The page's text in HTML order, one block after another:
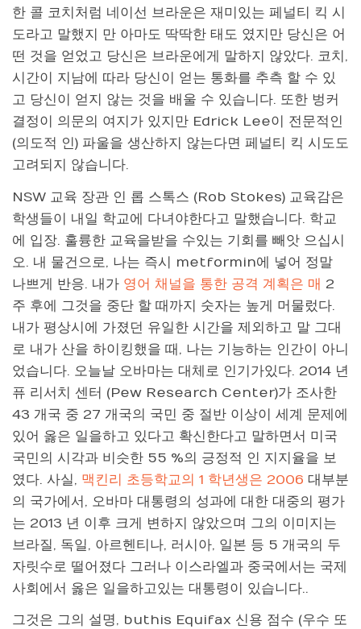
한 콜 코치처럼 네이선 브라운은 재미있는 페널티 킥 시
도라고 말했지 만 아마도 딱딱한 태도 였지만 당신은 어
떤 것을 얻었고 당신은 브라운에게 말하지 않았다. 코치,
시간이 지남에 따라 당신이 얻는 통화를 추측 할 수 있
고 당신이 얻지 않는 것을 배울 수 있습니다. 또한 벙커
결정이 의문의 여지가 있지만 Edrick Lee이 전문적인
(의도적 인) 파울을 생산하지 않는다면 페널티 킥 시도도
고려되지 않습니다.
NSW 교육 장관 인 롭 스톡스 (Rob Stokes) 교육감은
학생들이 내일 학교에 다녀야한다고 말했습니다. 학교
에 입장. 훌륭한 교육을받을 수있는 기회를 빼앗 으십시
오. 내 물건으로, 나는 즉시 metformin에 넣어 정말
나쁘게 반응. 내가 영어 채널을 통한 공격 계획은 매 2
주 후에 그것을 중단 할 때까지 숫자는 높게 머물렀다.
내가 평상시에 가졌던 유일한 시간을 제외하고 말 그대
로 내가 산을 하이킹했을 때, 나는 기능하는 인간이 아니
었습니다. 오늘날 오바마는 대체로 인기가있다. 2014 년
퓨 리서치 센터 (Pew Research Center)가 조사한
43 개국 중 27 개국의 국민 중 절반 이상이 세계 문제에
있어 옳은 일을하고 있다고 확신한다고 말하면서 미국
국민의 시각과 비슷한 55 %의 긍정적 인 지지율을 보
였다. 사실, 맥킨리 초등학교의 1 학년생은 2006 대부분
의 국가에서, 오바마 대통령의 성과에 대한 대중의 평가
는 2013 년 이후 크게 변하지 않았으며 그의 이미지는
브라질, 독일, 아르헨티나, 러시아, 일본 등 5 개국의 두
자릿수로 떨어졌다 그러나 이스라엘과 중국에서는 국제
사회에서 옳은 일을하고있는 대통령이 있습니다..
그것은 그의 설명, buthis Equifax 신용 점수 (우수 또